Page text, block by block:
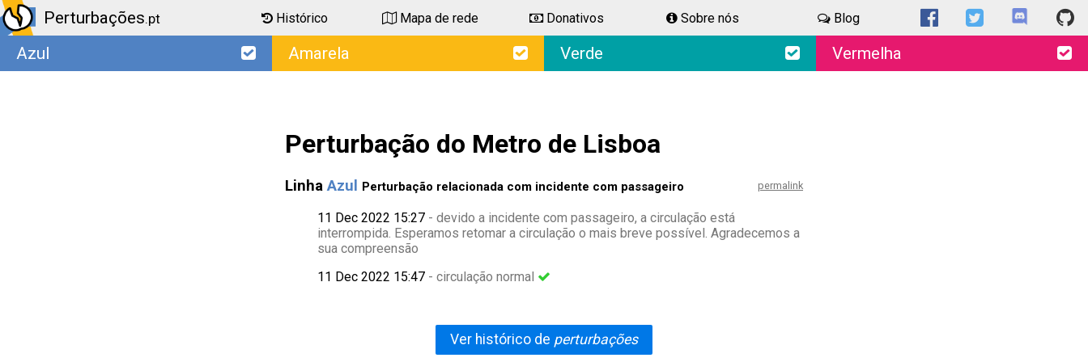
Perturbações.pt Histórico Mapa de rede Donativos Sobre nós Blog
Azul Amarela Verde Vermelha
Perturbação do Metro de Lisboa
permalink
LinhaAzul Perturbação relacionada com incidente com passageiro
11 Dec 2022 15:27 - devido a incidente com passageiro, a circulação está
interrompida. Esperamos retomar a circulação o mais breve possível. Agradecemos a
sua compreensão
11 Dec 2022 15:47 - circulação normal
Ver histórico de perturbações